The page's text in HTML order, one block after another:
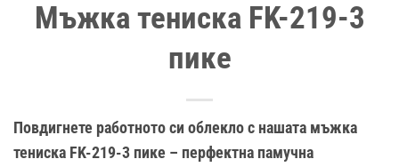
Мъжка тениска FK-219-3
пике
Повдигнете работното си облекло с нашата мъжка
тениска FK-219-3 пике – перфектна памучна